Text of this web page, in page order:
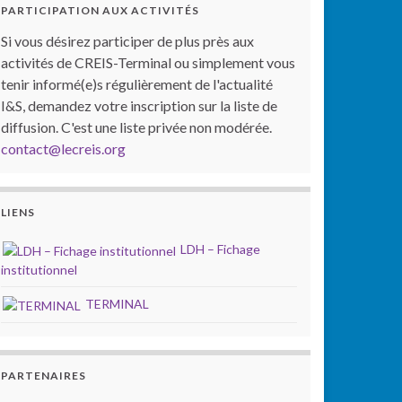
PARTICIPATION AUX ACTIVITÉS
Si vous désirez participer de plus près aux
activités de CREIS-Terminal ou simplement vous
tenir informé(e)s régulièrement de l'actualité
I&S, demandez votre inscription sur la liste de
diffusion. C'est une liste privée non modérée.
contact@lecreis.org
LIENS
LDH – Fichage
institutionnel
TERMINAL
PARTENAIRES